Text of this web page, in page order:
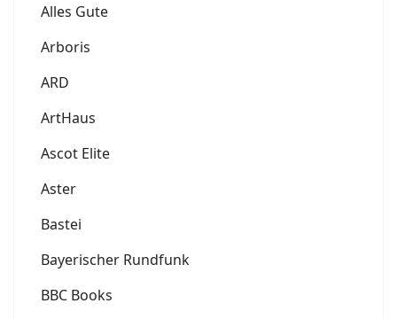
Alles Gute
Arboris
ARD
ArtHaus
Ascot Elite
Aster
Bastei
Bayerischer Rundfunk
BBC Books